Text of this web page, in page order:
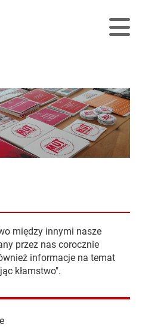
między innymi nasze
przez nas corocznie
informacje na temat
kłamstwo".